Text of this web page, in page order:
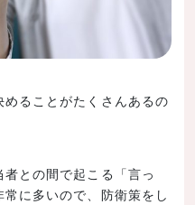
ることがたくさんあるの
との間で起こる「言っ
に多いので、防衛策をし